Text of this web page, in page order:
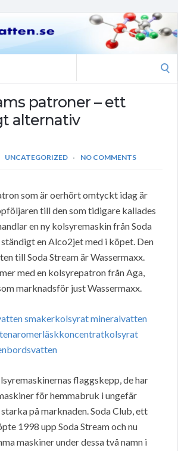
patroner – ett
alternativ
UNCATEGORIZED NO COMMENTS
som är oerhört omtyckt idag är
till den som tidigare kallades
en ny kolsyremaskin från Soda
ständigt en Alco2jet med i köpet. Den
till Soda Stream är Wassermaxx.
med en kolsyrepatron från Aga,
marknadsför just Wassermaxx.
flaggskepp, de har
för hemmabruk i ungefär
på marknaden. Soda Club, ett
1998 upp Soda Stream och nu
maskiner under dessa två namn i